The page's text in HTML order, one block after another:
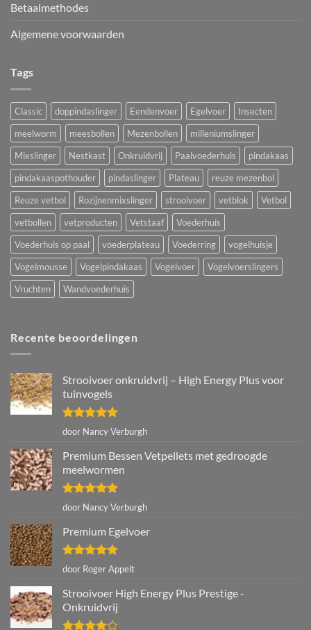
Betaalmethodes
Algemene voorwaarden
Tags
Classic doppindaslinger Eendenvoer Egelvoer
Insecten
meelworm
meesbollen Mezenbollen
milleniumslinger
Mixslinger
Nestkast Onkruidvrij Paalvoederhuis
pindakaas
pindakaaspothouder
pindaslinger Plateau
reuze mezenbol
Reuze vetbol
Rozijnenmixslinger strooivoer vetblok
Vetbol
vetbollen
vetproducten Vetstaaf
Voederhuis
Voederhuis op paal
voederplateau Voederring
vogelhuisje
Vogelmousse
Vogelpindakaas Vogelvoer
Vogelvoerslingers
Vruchten
Wandvoederhuis
Recente beoordelingen
Strooivoer onkruidvrij – High Energy Plus voor
tuinvogels
Gewaardeerd
door Nancy Verburgh
Premium Bessen Vetpellets met gedroogde
meelwormen
Gewaardeerd
door Nancy Verburgh
Premium Egelvoer
Gewaardeerd
uit 5
door Roger Appelt
Strooivoer High Energy Plus Prestige -
Onkruidvrij